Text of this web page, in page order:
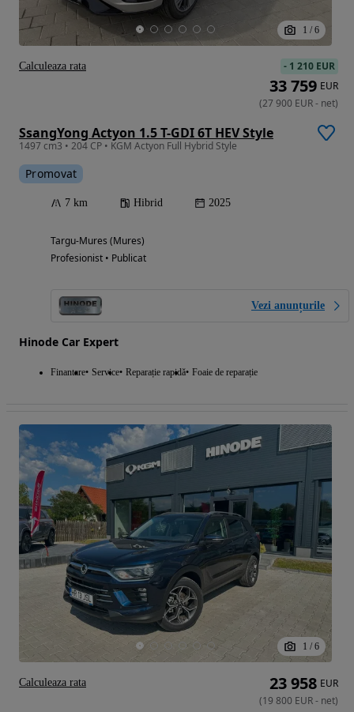
1 / 6
SsangYong Actyon 1.5 T-GDI 6T HEV Style
1497 cm3 • 204 CP • KGM Actyon Full Hybrid Style
Promovat
7 km Hibrid 2025
Targu-Mures (Mures)
Profesionist • Publicat
Vezi anunțurile
Hinode Car Expert
Finantare Service Reparație rapidă Foaie de reparație
- 1 210 EUR
33 759 EUR
(27 900 EUR- net)
Calculeaza rata
1 / 6
23 958 EUR
(19 800 EUR- net)
Calculeaza rata